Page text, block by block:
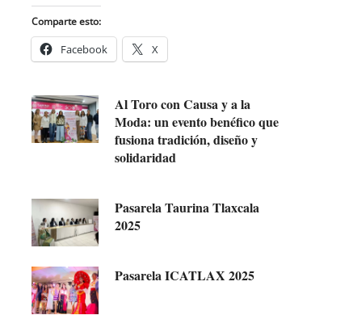
Comparte esto:
Facebook X
Al Toro con Causa y a la
Moda: un evento benéfico que
fusiona tradición, diseño y
solidaridad
Pasarela Taurina Tlaxcala
2025
Pasarela ICATLAX 2025